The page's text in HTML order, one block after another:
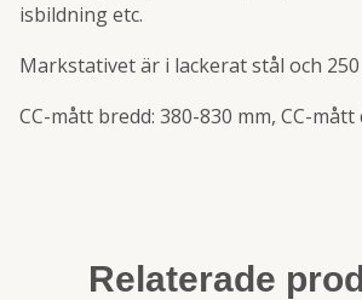
isbildning etc.
Markstativet är i lackerat stål och
CC-mått bredd: 380-830 mm, CC-mått
Relaterade